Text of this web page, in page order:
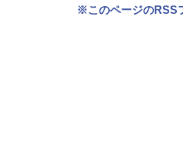
※このページのRSS